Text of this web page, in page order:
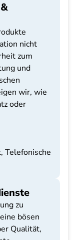
nicht
zum
und
wir, wie
oder
Telefonische
zu
bösen
Qualität,